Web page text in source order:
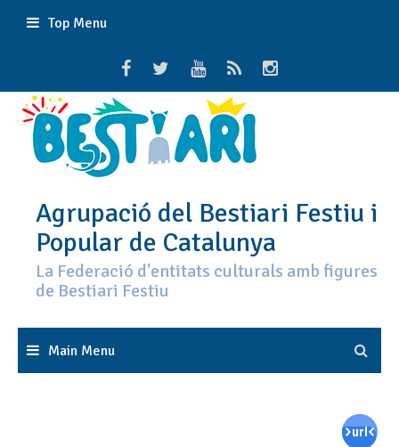
Top Menu
Agrupació del Bestiari Festiu i
Popular de Catalunya
La Federació d'entitats culturals amb figures
de Bestiari Festiu
Main Menu